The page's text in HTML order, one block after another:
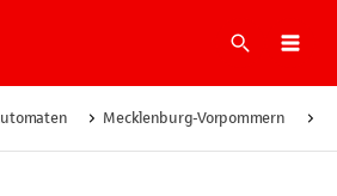
Suche
Mecklenburg-Vorpommern